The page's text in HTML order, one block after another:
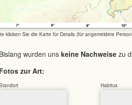
klicken Sie die Karte für Details (für angemeldete
wurden uns keine Nachweise zu
zur Art:
Habitus